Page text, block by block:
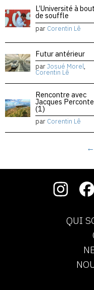
L’Université à bout
de souffle
par Corentin Lê
Futur antérieur
parJosué Morel,
Corentin Lê
Rencontre avec
Jacques Perconte
(1)
par Corentin Lê
←
QUI